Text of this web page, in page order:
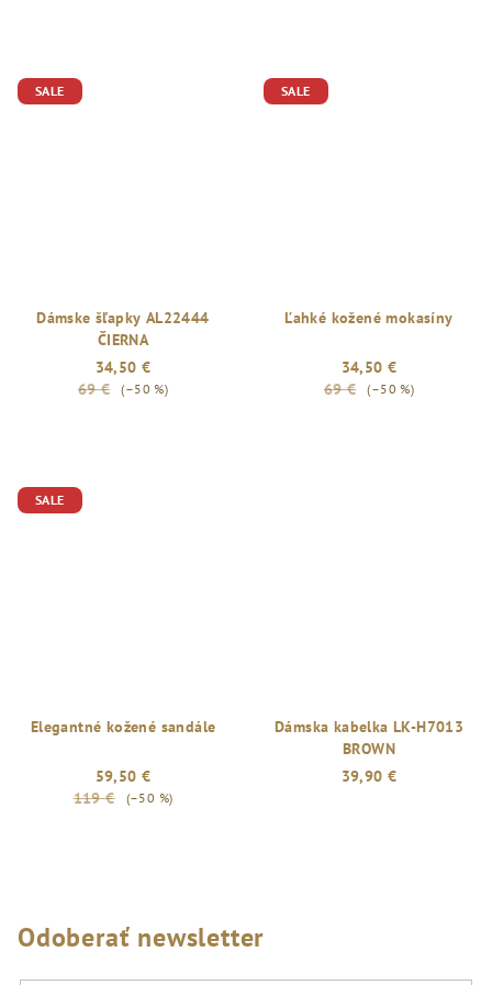
SALE
Dámske šľapky AL22444
ČIERNA
34,50 €
69 €
(–50 %)
SALE
Ľahké kožené mokasíny
34,50 €
69 €
(–50 %)
SALE
Elegantné kožené sandále
59,50 €
119 €
(–50 %)
Dámska kabelka LK-H7013
BROWN
39,90 €
Odoberať newsletter